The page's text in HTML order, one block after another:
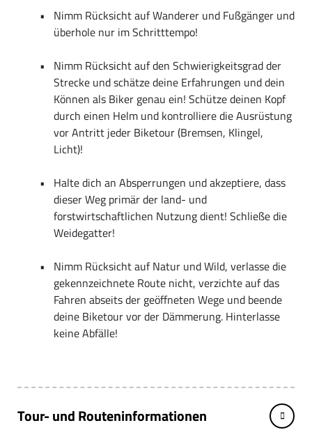
Nimm Rücksicht auf Wanderer und Fußgänger und
überhole nur im Schritttempo!
Nimm Rücksicht auf den Schwierigkeitsgrad der
Strecke und schätze deine Erfahrungen und dein
Können als Biker genau ein! Schütze deinen Kopf
durch einen Helm und kontrolliere die Ausrüstung
vor Antritt jeder Biketour (Bremsen, Klingel,
Licht)!
Halte dich an Absperrungen und akzeptiere, dass
dieser Weg primär der land- und
forstwirtschaftlichen Nutzung dient! Schließe die
Weidegatter!
Nimm Rücksicht auf Natur und Wild, verlasse die
gekennzeichnete Route nicht, verzichte auf das
Fahren abseits der geöffneten Wege und beende
deine Biketour vor der Dämmerung. Hinterlasse
keine Abfälle!
Tour- und Routeninformationen